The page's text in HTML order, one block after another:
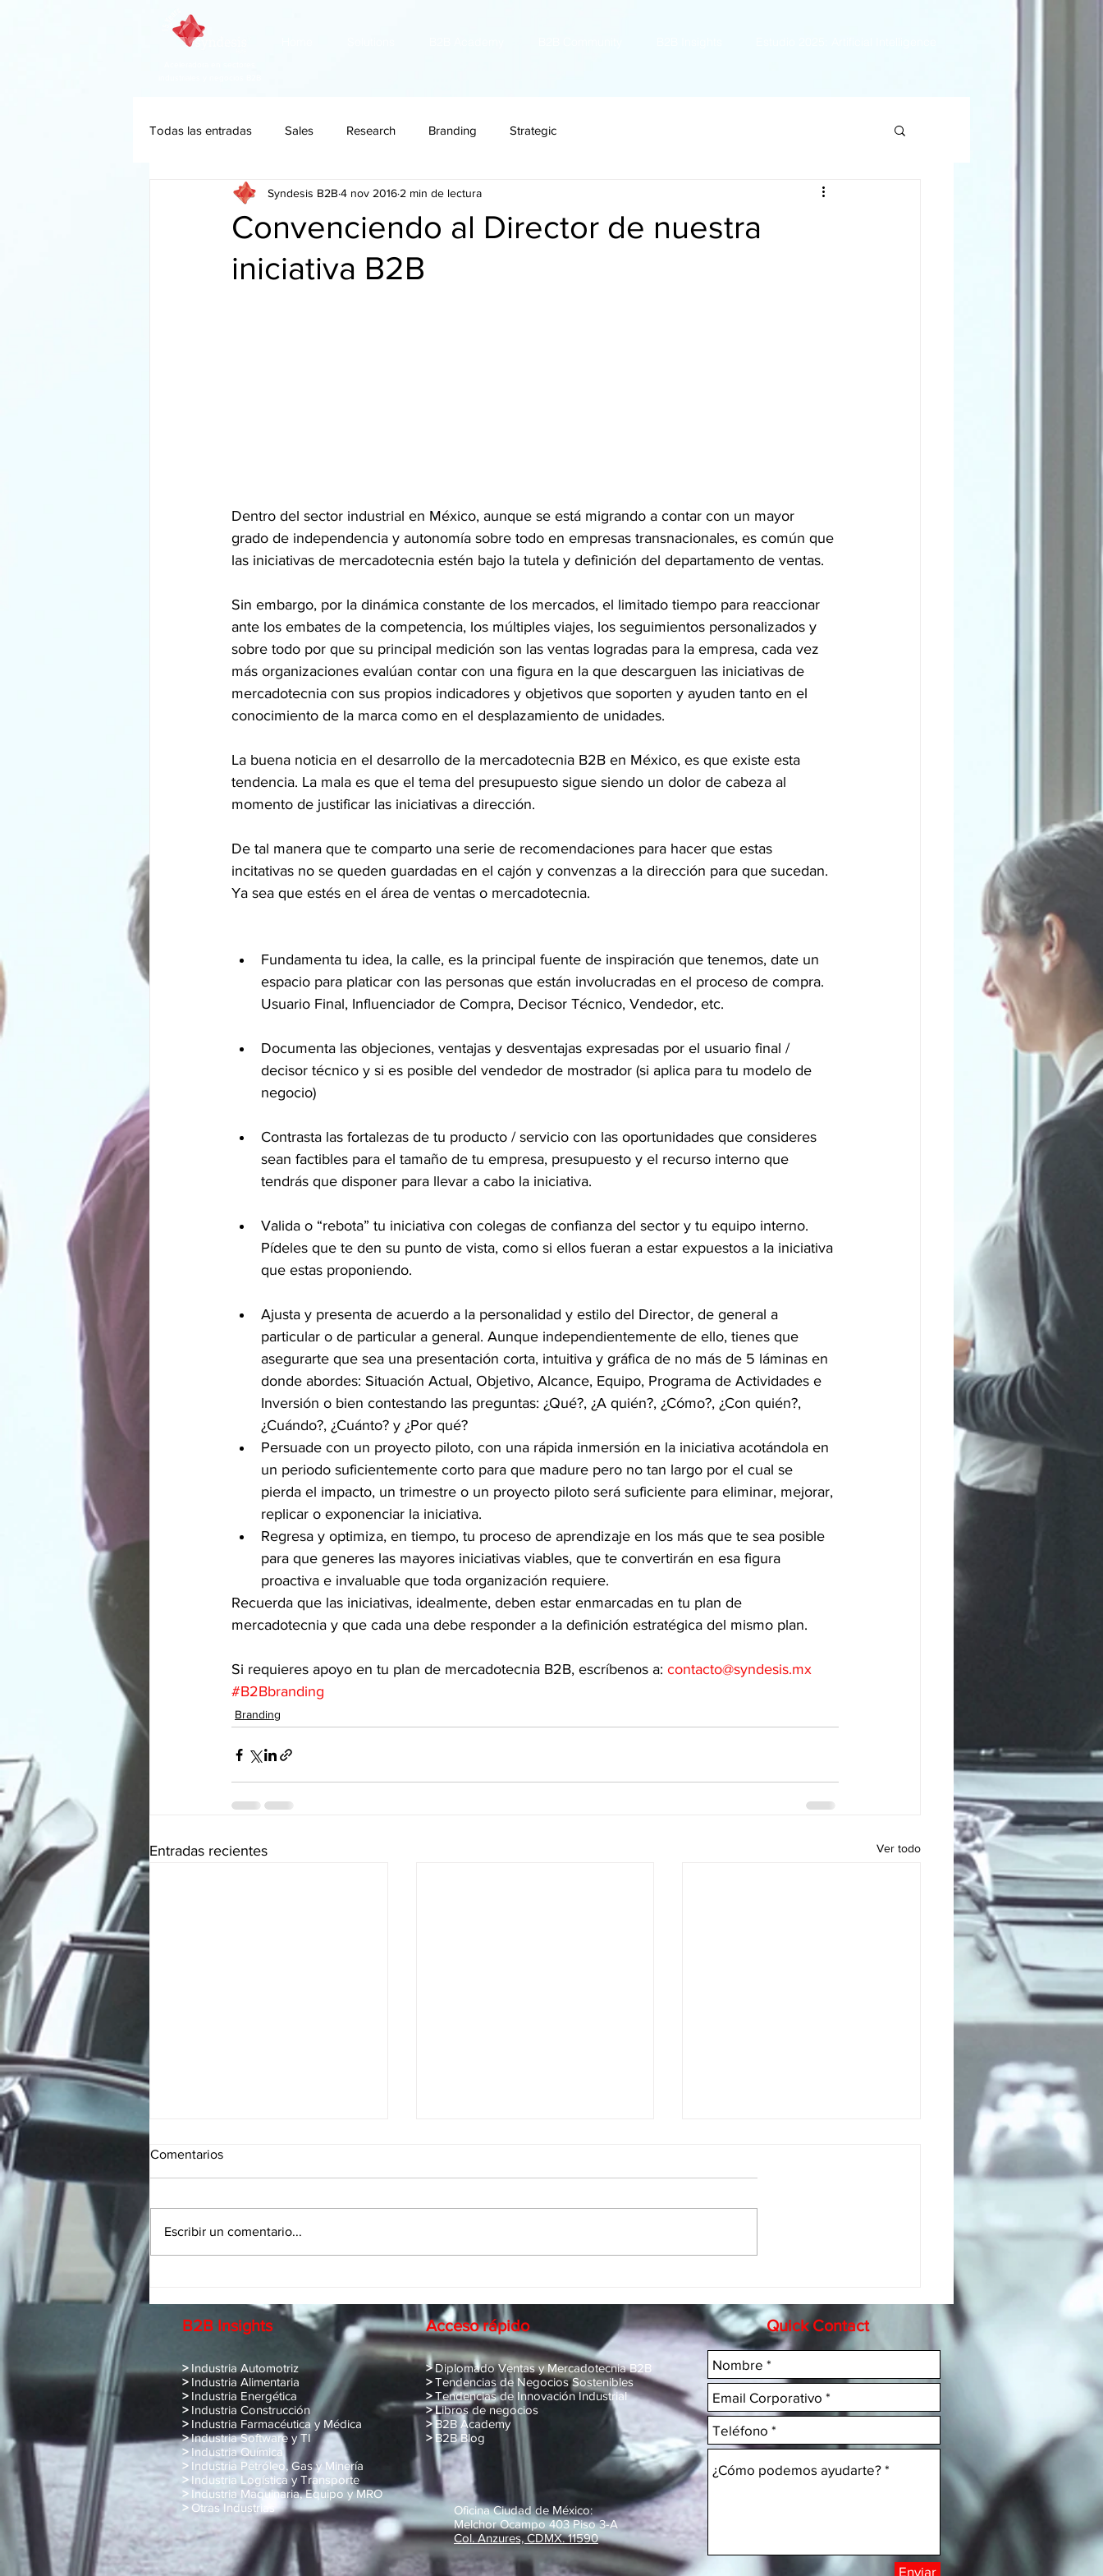
Todas las entradas Sales Research Branding Strategic
Convenciendo al Director de nuestra
iniciativa B2B
Syndesis B2B 4 nov 2016 2 min de lectura
Dentro del sector industrial en México, aunque se está migrando a contar con un mayor
grado de independencia y autonomía sobre todo en empresas transnacionales, es común que
las iniciativas de mercadotecnia estén bajo la tutela y definición del departamento de ventas.
Sin embargo, por la dinámica constante de los mercados, el limitado tiempo para reaccionar
ante los embates de la competencia, los múltiples viajes, los seguimientos personalizados y
sobre todo por que su principal medición son las ventas logradas para la empresa, cada vez
más organizaciones evalúan contar con una figura en la que descarguen las iniciativas de
mercadotecnia con sus propios indicadores y objetivos que soporten y ayuden tanto en el
conocimiento de la marca como en el desplazamiento de unidades.
La buena noticia en el desarrollo de la mercadotecnia B2B en México, es que existe esta
tendencia. La mala es que el tema del presupuesto sigue siendo un dolor de cabeza al
momento de justificar las iniciativas a dirección.
De tal manera que te comparto una serie de recomendaciones para hacer que estas
incitativas no se queden guardadas en el cajón y convenzas a la dirección para que sucedan.
Ya sea que estés en el área de ventas o mercadotecnia.
Fundamenta tu idea, la calle, es la principal fuente de inspiración que tenemos, date un
espacio para platicar con las personas que están involucradas en el proceso de compra.
Usuario Final, Influenciador de Compra, Decisor Técnico, Vendedor, etc.
Documenta las objeciones, ventajas y desventajas expresadas por el usuario final /
decisor técnico y si es posible del vendedor de mostrador (si aplica para tu modelo de
negocio)
Contrasta las fortalezas de tu producto / servicio con las oportunidades que consideres
sean factibles para el tamaño de tu empresa, presupuesto y el recurso interno que
tendrás que disponer para llevar a cabo la iniciativa.
Valida o “rebota” tu iniciativa con colegas de confianza del sector y tu equipo interno.
Pídeles que te den su punto de vista, como si ellos fueran a estar expuestos a la iniciativa
que estas proponiendo.
Ajusta y presenta de acuerdo a la personalidad y estilo del Director, de general a
particular o de particular a general. Aunque independientemente de ello, tienes que
asegurarte que sea una presentación corta, intuitiva y gráfica de no más de 5 láminas en
donde abordes: Situación Actual, Objetivo, Alcance, Equipo, Programa de Actividades e
Inversión o bien contestando las preguntas: ¿Qué?, ¿A quién?, ¿Cómo?, ¿Con quién?,
¿Cuándo?, ¿Cuánto? y ¿Por qué?
Persuade con un proyecto piloto, con una rápida inmersión en la iniciativa acotándola en
un periodo suficientemente corto para que madure pero no tan largo por el cual se
pierda el impacto, un trimestre o un proyecto piloto será suficiente para eliminar, mejorar,
replicar o exponenciar la iniciativa.
Regresa y optimiza, en tiempo, tu proceso de aprendizaje en los más que te sea posible
para que generes las mayores iniciativas viables, que te convertirán en esa figura
proactiva e invaluable que toda organización requiere.
Recuerda que las iniciativas, idealmente, deben estar enmarcadas en tu plan de
mercadotecnia y que cada una debe responder a la definición estratégica del mismo plan.
Si requieres apoyo en tu plan de mercadotecnia B2B, escríbenos a: contacto@syndesis.mx
#B2Bbranding
Branding
Entradas recientes Ver todo
transformación digital
herramientas de venta - Parte
1
Comentarios
Escribir un comentario...
B2B Insights
> Industria Automotriz
>Industria Alimentaria
> Industria Energética
> Industria Construcción
> Industria Farmacéutica y Médica
>Industria Software y TI
> Industria Química
> Industria Petróleo, Gas y Minería
> Industria Logística y Transporte
> Industria Maquinaria, Equipo y MRO
> Otras Industrias
Acceso rápido
>Diplomado Ventas y Mercadotecnia B2B
>Tendencias de Negocios Sostenibles
>Tendencias de Innovación Industrial
> Libros de negocios
>B2B Academy
>B2B Blog
Oficina Ciudad de México:
Melchor Ocampo 403 Piso 3-A
Col. Anzures, CDMX. 11590
Quick Contact
Enviar